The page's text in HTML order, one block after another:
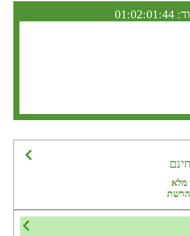
01:02:01:43
הרשת